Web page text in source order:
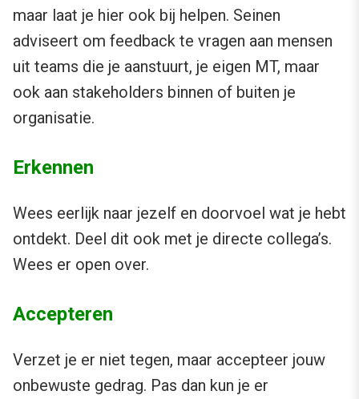
maar laat je hier ook bij helpen. Seinen
adviseert om feedback te vragen aan mensen
uit teams die je aanstuurt, je eigen MT, maar
ook aan stakeholders binnen of buiten je
organisatie.
Erkennen
Wees eerlijk naar jezelf en doorvoel wat je hebt
ontdekt. Deel dit ook met je directe collega’s.
Wees er open over.
Accepteren
Verzet je er niet tegen, maar accepteer jouw
onbewuste gedrag. Pas dan kun je er